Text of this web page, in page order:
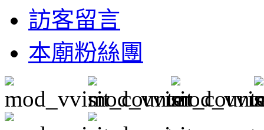
訪客留言
本廟粉絲團